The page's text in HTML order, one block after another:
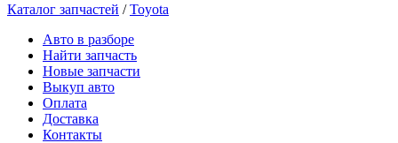
Каталог запчастей /Toyota
Авто в разборе
Найти запчасть
Новые запчасти
Выкуп авто
Оплата
Доставка
Контакты